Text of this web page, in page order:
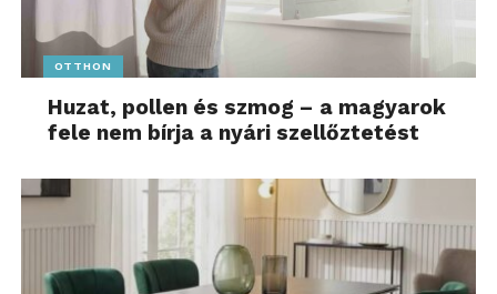
OTTHON
Huzat, pollen és szmog – a magyarok
fele nem bírja a nyári szellőztetést